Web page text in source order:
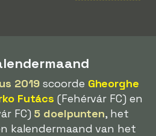
2019scoorde Gheorghe
Futács (Fehérvár FC) en
FC) 5 doelpunten, het
kalendermaand van het